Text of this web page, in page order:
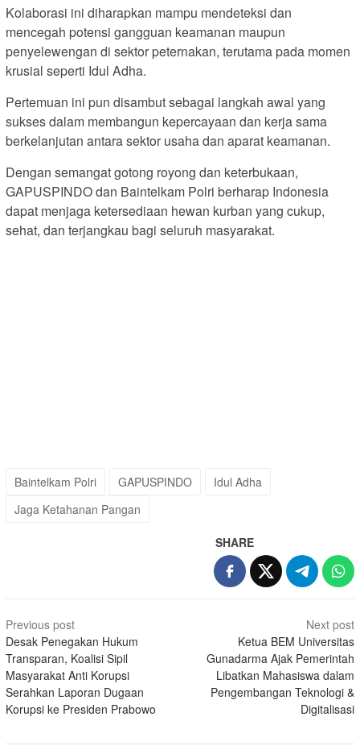
Kolaborasi ini diharapkan mampu mendeteksi dan
mencegah potensi gangguan keamanan maupun
penyelewengan di sektor peternakan, terutama pada momen
krusial seperti Idul Adha.
Pertemuan ini pun disambut sebagai langkah awal yang
sukses dalam membangun kepercayaan dan kerja sama
berkelanjutan antara sektor usaha dan aparat keamanan.
Dengan semangat gotong royong dan keterbukaan,
GAPUSPINDO dan Baintelkam Polri berharap Indonesia
dapat menjaga ketersediaan hewan kurban yang cukup,
sehat, dan terjangkau bagi seluruh masyarakat.
Baintelkam Polri GAPUSPINDO
Idul Adha
Jaga Ketahanan Pangan
SHARE
Post
navigation
Previous post
Desak Penegakan Hukum
Transparan, Koalisi Sipil
Masyarakat Anti Korupsi
Serahkan Laporan Dugaan
Korupsi ke Presiden Prabowo
Next post
Ketua BEM Universitas
Gunadarma Ajak Pemerintah
Libatkan Mahasiswa dalam
Pengembangan Teknologi &
Digitalisasi